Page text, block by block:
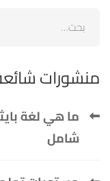
منشورات
ما هي لغة
شامل